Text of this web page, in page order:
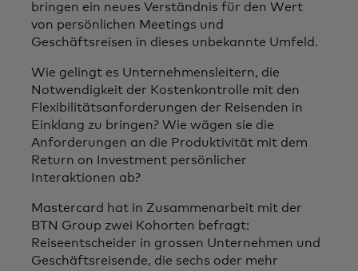
bringen ein neues Verständnis für den Wert
von persönlichen Meetings und
Geschäftsreisen in dieses unbekannte Umfeld.
Wie gelingt es Unternehmensleitern, die
Notwendigkeit der Kostenkontrolle mit den
Flexibilitätsanforderungen der Reisenden in
Einklang zu bringen? Wie wägen sie die
Anforderungen an die Produktivität mit dem
Return on Investment persönlicher
Interaktionen ab?
Mastercard hat in Zusammenarbeit mit der
BTN Group zwei Kohorten befragt:
Reiseentscheider in grossen Unternehmen und
Geschäftsreisende, die sechs oder mehr